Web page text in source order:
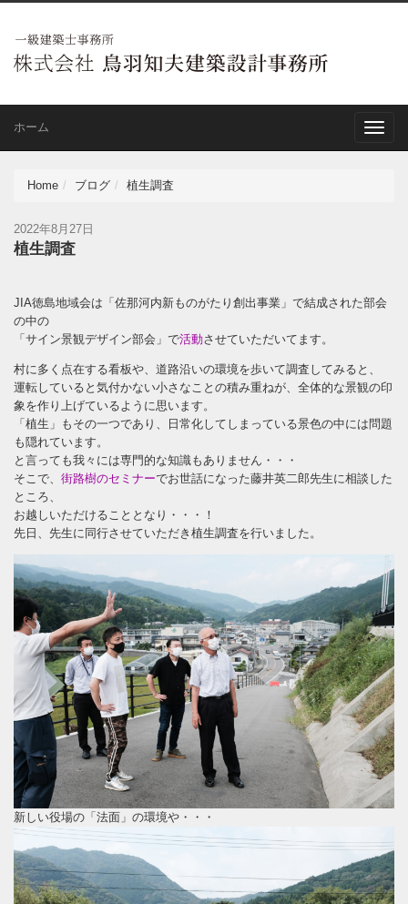
Toggle
ホーム
Home ブログ 植生調査
2022年8月27日
植生調査
JIA徳島地域会は「佐那河内新ものがたり創出事業」で結成された部会
の中の
「サイン景観デザイン部会」で活動させていただいてます。
村に多く点在する看板や、道路沿いの環境を歩いて調査してみると、
運転していると気付かない小さなことの積み重ねが、全体的な景観の印
象を作り上げているように思います。
「植生」もその一つであり、日常化してしまっている景色の中には問題
も隠れています。
と言っても我々には専門的な知識もありません・・・
そこで、 街路樹のセミナーでお世話になった藤井英二郎先生に相談した
ところ、
お越しいただけることとなり・・・！
先日、先生に同行させていただき植生調査を行いました。
新しい役場の「法面」の環境や・・・